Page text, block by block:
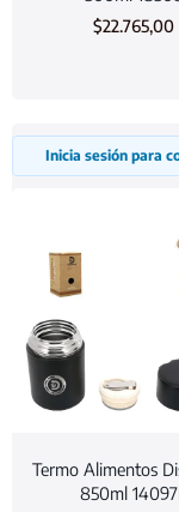
$22.765,00
Inicia sesión para
Termo Alimentos
850ml